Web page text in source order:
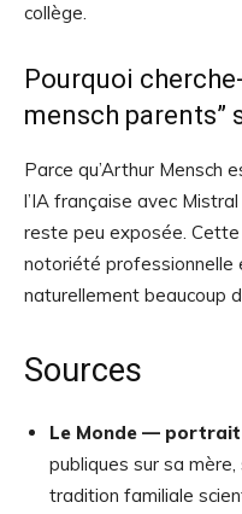
collège.
Pourquoi
mensch parents”
Parce qu’Arthur Mensch
l’IA française avec
reste peu exposée.
notoriété professionnelle
naturellement beaucoup
Sources
Le Monde — portrait
publiques sur sa mère,
tradition familiale